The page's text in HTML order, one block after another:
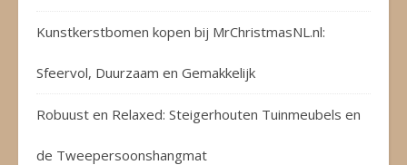
Kunstkerstbomen kopen bij MrChristmasNL.nl:
Sfeervol, Duurzaam en Gemakkelijk
Robuust en Relaxed: Steigerhouten Tuinmeubels en
de Tweepersoonshangmat